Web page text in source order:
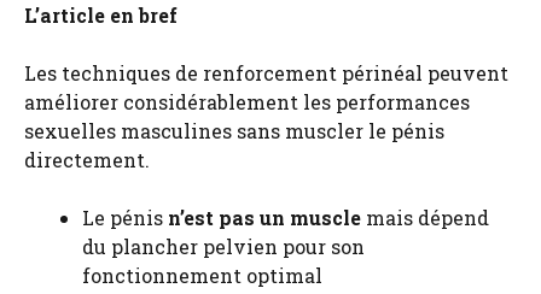
L’article en bref
Les techniques de renforcement périnéal peuvent
améliorer considérablement les performances
sexuelles masculines sans muscler le pénis
directement.
Le pénis n’est pas un muscle mais dépend
du plancher pelvien pour son
fonctionnement optimal